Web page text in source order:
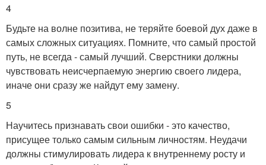
4
Будьте на волне позитива, не теряйте боевой дух даже в
самых сложных ситуациях. Помните, что самый простой
путь, не всегда - самый лучший. Сверстники должны
чувствовать неисчерпаемую энергию своего лидера,
иначе они сразу же найдут ему замену.
5
Научитесь признавать свои ошибки - это качество,
присущее только самым сильным личностям. Неудачи
должны стимулировать лидера к внутреннему росту и